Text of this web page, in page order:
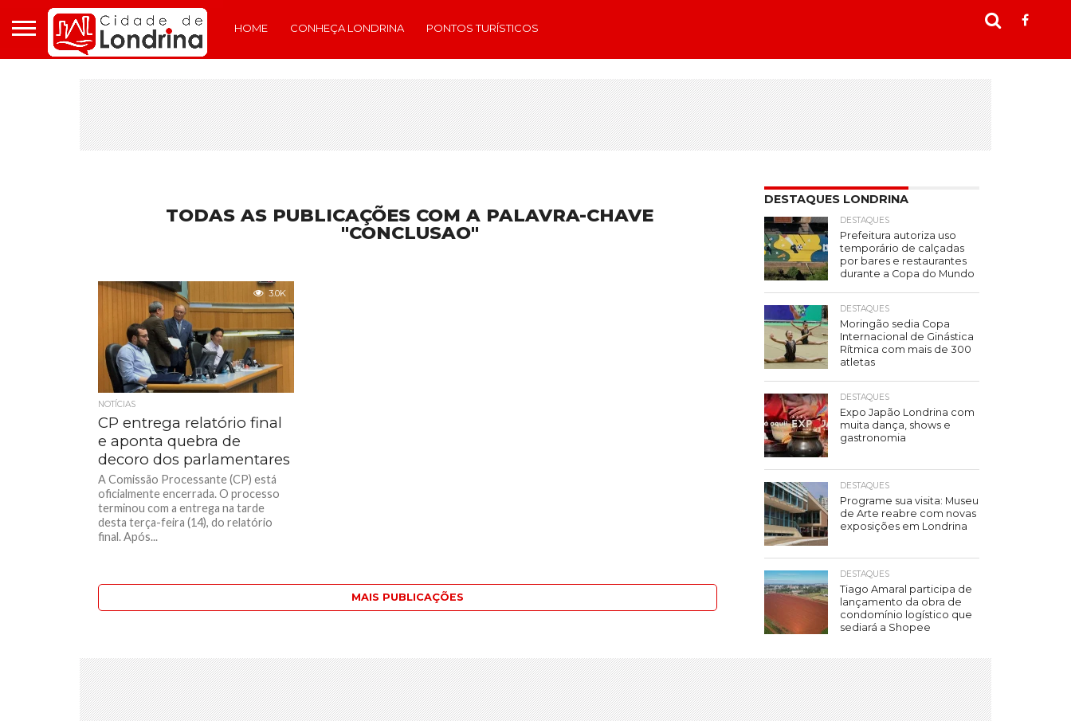
HOME CONHEÇA LONDRINA PONTOS TURÍSTICOS
TODAS AS PUBLICAÇÕES COM A PALAVRA-CHAVE
"CONCLUSAO"
3.0K
NOTÍCIAS
CP entrega relatório final
e aponta quebra de
decoro dos parlamentares
A Comissão Processante (CP) está
oficialmente encerrada. O processo
terminou com a entrega na tarde
desta terça-feira (14), do relatório
final. Após...
MAIS PUBLICAÇÕES
DESTAQUES LONDRINA
DESTAQUES
Prefeitura autoriza uso
temporário de calçadas
por bares e restaurantes
durante a Copa do Mundo
DESTAQUES
Moringão sedia Copa
Internacional de Ginástica
Rítmica com mais de 300
atletas
DESTAQUES
Expo Japão Londrina com
muita dança, shows e
gastronomia
DESTAQUES
Programe sua visita: Museu
de Arte reabre com novas
exposições em Londrina
DESTAQUES
Tiago Amaral participa de
lançamento da obra de
condomínio logístico que
sediará a Shopee